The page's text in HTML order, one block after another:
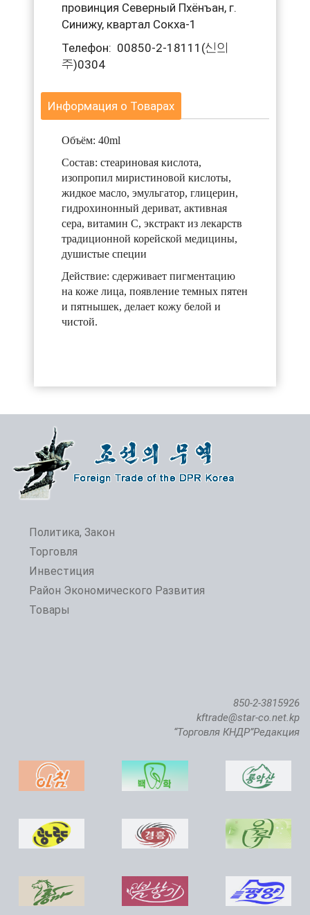
провинция Северный Пхёнъан, г.
Синижу, квартал Сокха-1
Телефон: 00850-2-18111(신의
주)0304
Информация о Товарах
Объём: 40ml
Состав: стеариновая кислота,
изопропил миристиновой кислоты,
жидкое масло, эмульгатор, глицерин,
гидрохинонный дериват, активная
сера, витамин C, экстракт из лекарств
традиционной корейской медицины,
душистые специи
Действие: сдерживает пигментацию
на коже лица, появление темных пятен
и пятнышек, делает кожу белой и
чистой.
Политика, Закон
Торговля
Инвестиция
Район Экономического Развития
Товары
850-2-3815926
kftrade@star-co.net.kp
“Торговля КНДР”Редакция